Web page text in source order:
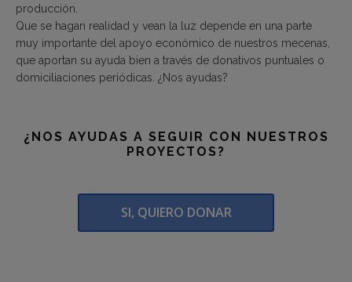
producción.
Que se hagan realidad y vean la luz depende en una parte
muy importante del apoyo económico de nuestros mecenas,
que aportan su ayuda bien a través de donativos puntuales o
domiciliaciones periódicas. ¿Nos ayudas?
¿NOS AYUDAS A SEGUIR CON NUESTROS
PROYECTOS?
SI, QUIERO DONAR